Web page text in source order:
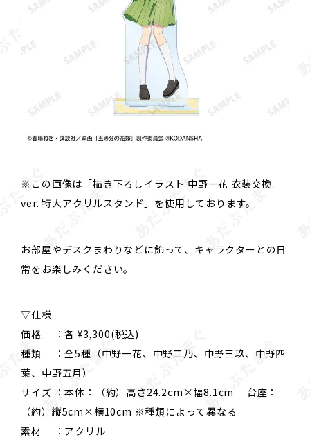
※この画像は「描き下ろしイラスト 中野一花 衣装交換
ver. 特大アクリルスタンド」を使用しております。
お部屋やデスクまわりなどに飾って、キャラクターとの日
常をお楽しみください。
▽仕様
価格 ：各 ¥3,300(税込)
種類 ：全5種（中野一花、中野二乃、中野三玖、中野四
葉、中野五月）
サイズ ：本体：（約）高さ24.2cm×幅8.1cm 台座：
（約）縦5cm×横10cm ※種類によって異なる
素材 ：アクリル